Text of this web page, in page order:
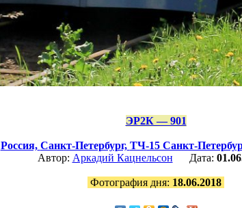
ЭР2К — 901
Россия, Санкт-Петербург, ТЧ-15 Санкт-
Автор: Аркадий Кацнельсон Дата:
Фотография дня: 18.06.2018